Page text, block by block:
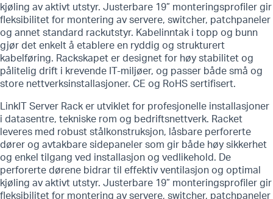
kjøling av aktivt utstyr. Justerbare 19” monteringsprofiler gir
fleksibilitet for montering av servere, switcher, patchpaneler
og annet standard rackutstyr. Kabelinntak i topp og bunn
gjør det enkelt å etablere en ryddig og strukturert
kabelføring. Rackskapet er designet for høy stabilitet og
pålitelig drift i krevende IT-miljøer, og passer både små og
store nettverksinstallasjoner. CE og RoHS sertifisert.
LinkIT Server Rack er utviklet for profesjonelle installasjoner
i datasentre, tekniske rom og bedriftsnettverk. Racket
leveres med robust stålkonstruksjon, låsbare perforerte
dører og avtakbare sidepaneler som gir både høy sikkerhet
og enkel tilgang ved installasjon og vedlikehold. De
perforerte dørene bidrar til effektiv ventilasjon og optimal
kjøling av aktivt utstyr. Justerbare 19” monteringsprofiler gir
fleksibilitet for montering av servere, switcher, patchpaneler